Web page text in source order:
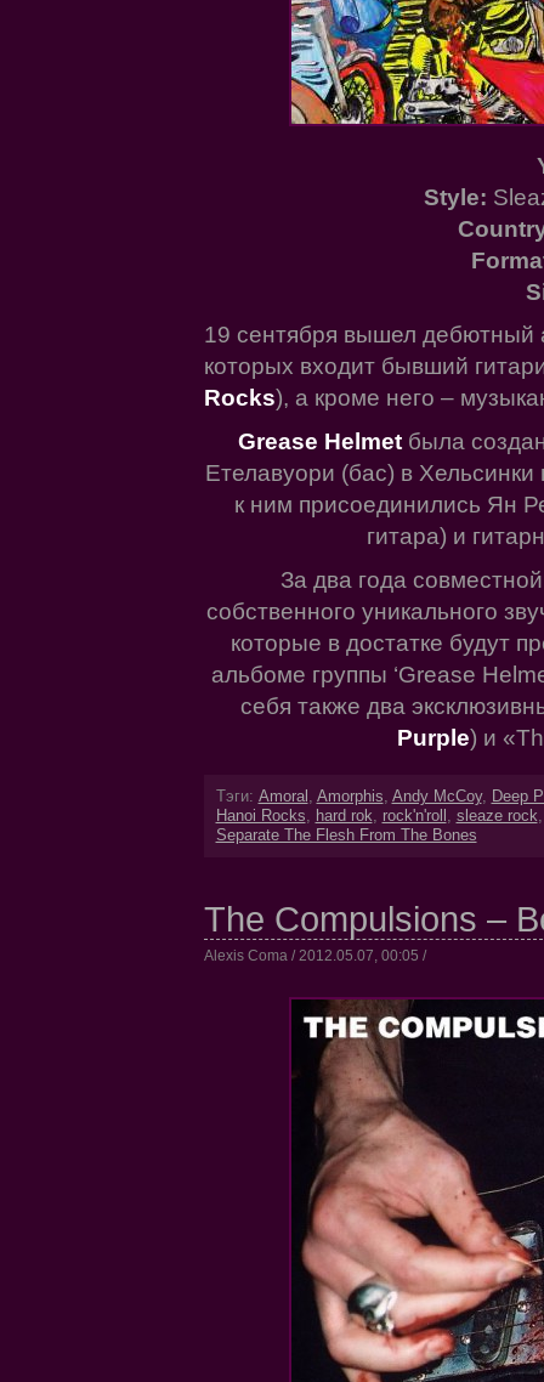
Style:
19 сентября вышел дебютный
которых входит бывший
Rocks), а кроме него –
Grease Helmetбыла
Етелавуори (бас) в
к ним присоединились Ян
гитара) и
За два года
собственного уникального
которые в достатке будут
альбоме группы ‘Grease
себя также два
Purple) и
Тэги: Amoral , Amorphis, Andy McCoy, Deep
Hanoi Rocks, hard rok, rock'n'roll , sleaze rock
Separate The Flesh From The Bones
The Compulsions –
Alexis Coma / 2012.05.07, 00:05 /